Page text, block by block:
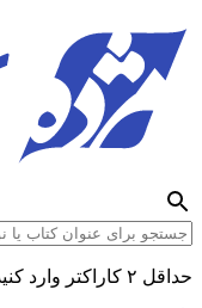
حداقل ۲ کاراکتر وارد کنید